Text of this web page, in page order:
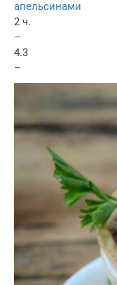
апельсинами
2 ч.
–
4.3
–